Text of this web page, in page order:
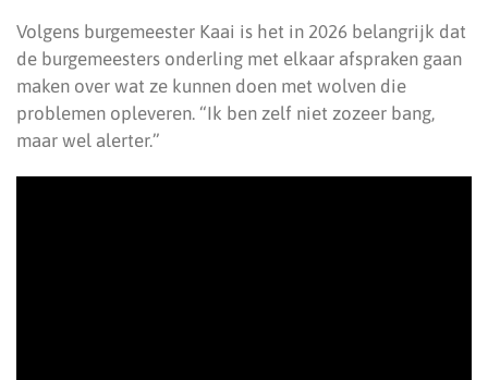
Volgens burgemeester Kaai is het in 2026 belangrijk dat
de burgemeesters onderling met elkaar afspraken gaan
maken over wat ze kunnen doen met wolven die
problemen opleveren. “Ik ben zelf niet zozeer bang,
maar wel alerter.”